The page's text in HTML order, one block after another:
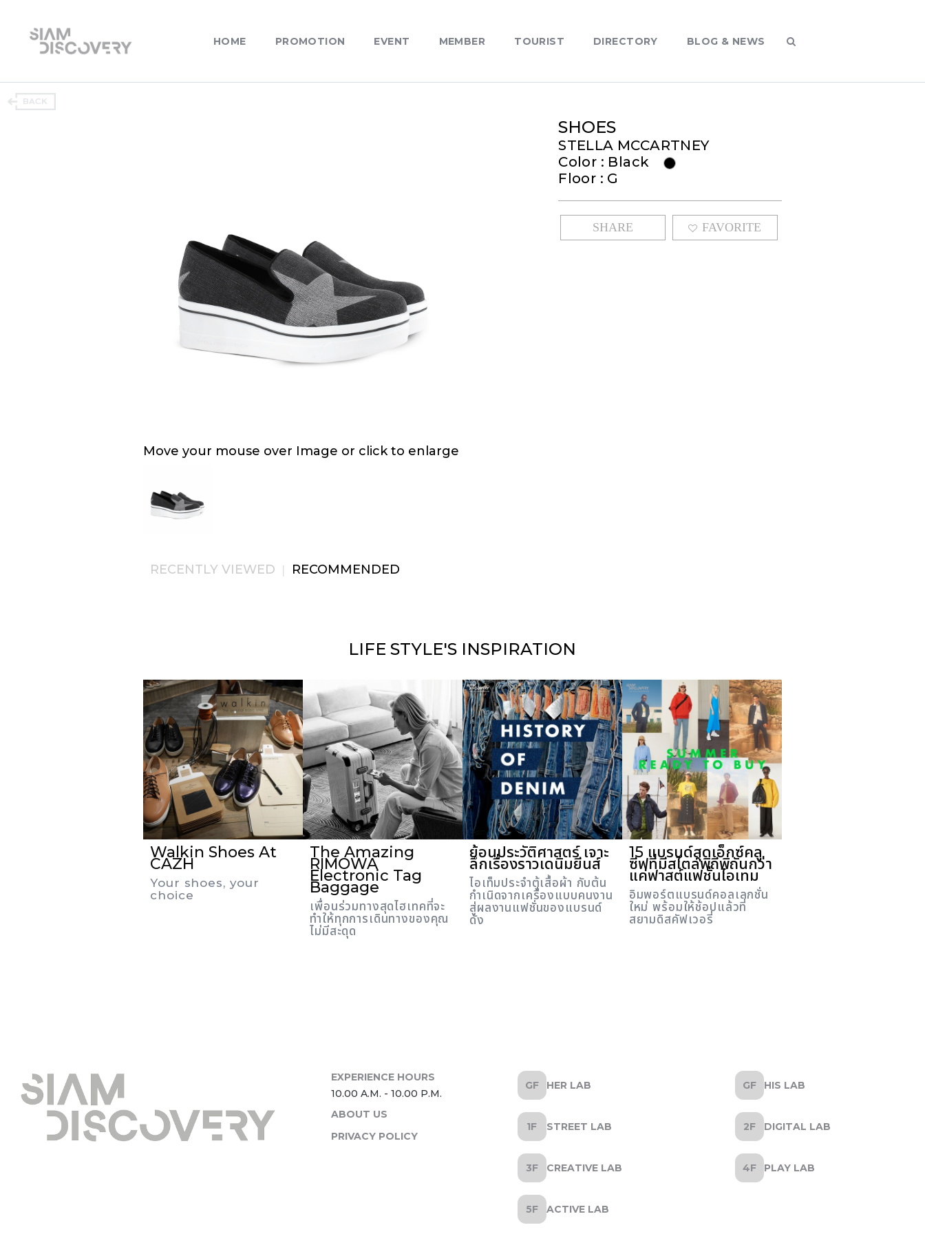
HOME PROMOTION EVENT MEMBER TOURIST DIRECTORY BLOG & NEWS
Move your mouse over Image or click to enlarge
SHOES
STELLA MCCARTNEY
Color : Black
Floor : G
SHARE FAVORITE
RECENTLY VIEWED | RECOMMENDED
LIFE STYLE'S INSPIRATION
Walkin Shoes At
CAZH
Your shoes, your
choice
The Amazing
RIMOWA
Electronic Tag
Baggage
เพื่อนร่วมทางสุดไฮเทคที่จะ
ทำให้ทุกการเดินทางของคุณ
ไม่มีสะดุด
ย้อนประวัติศาสตร์ เจาะ
ลึกเรื่องราวเดนิมยีนส์
ไอเท็มประจำตู้เสื้อผ้า กับต้น
กำเนิดจากเครื่องแบบคนงาน
สู่ผลงานแฟชั่นของแบรนด์
ดัง
15 แบรนด์สุดเอ็กซ์คลู
ซีฟที่มีสไตล์พิถีพิถันกว่า
แค่ฟาสต์แฟชั่นไอเทม
อิมพอร์ตแบรนด์คอลเลกชั่น
ใหม่ พร้อมให้ช้อปแล้วที่
สยามดิสคัฟเวอรี่
ABOUT US
PRIVACY POLICY
HER LAB HIS LAB
STREET LAB DIGITAL LAB
CREATIVE LAB PLAY LAB
ACTIVE LAB